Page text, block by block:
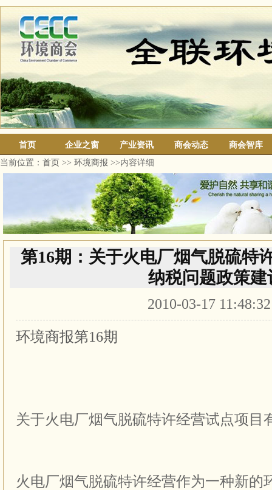
首页 企业之窗 产业资讯 商会动态
商会智库
当前位置： 首页 >> 环境商报 >>内容详细
第16期：关于火电厂烟气脱硫特
纳税问题政策建
2010-03-17
环境商报第16期
关于火电厂烟气脱硫特许经营试点项目
火电厂烟气脱硫特许经营作为一种新的